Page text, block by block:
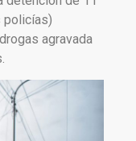
policías)
agravada